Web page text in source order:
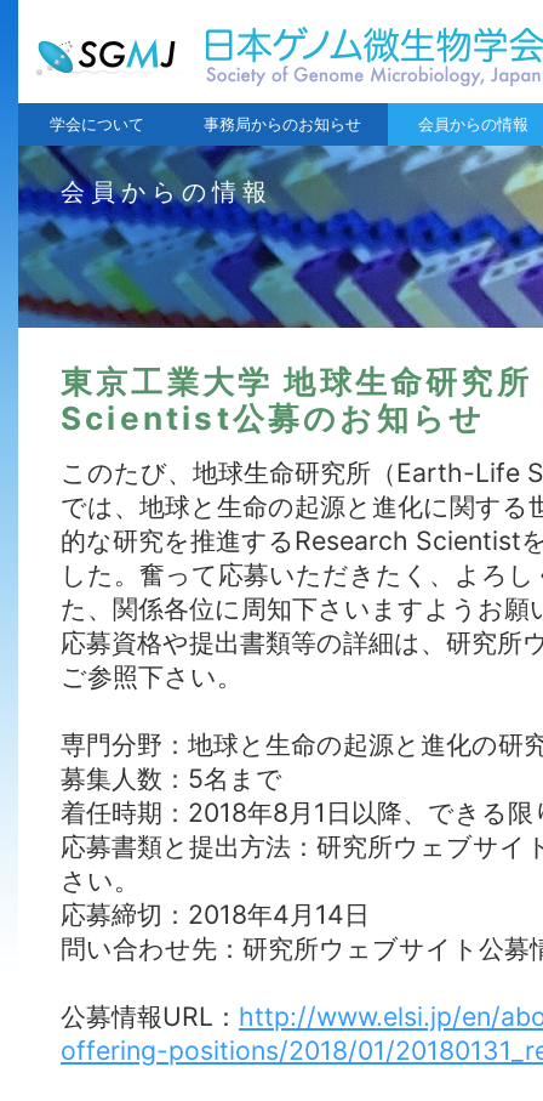
学会について 事務局からのお知らせ 会員からの情報
会員からの情報
東京工業大学 地球生命研究
Scientist公募のお知らせ
このたび、地球生命研究所（Earth-Life
では、地球と生命の起源と進化に関する
的な研究を推進するResearch Scientist
した。奮って応募いただきたく、よろ
た、関係各位に周知下さいますようお願
応募資格や提出書類等の詳細は、研究所
ご参照下さい。
専門分野：地球と生命の起源と進化の研
募集人数：5名まで
着任時期：2018年8月1日以降、できる限
応募書類と提出方法：研究所ウェブサイ
さい。
応募締切：2018年4月14日
問い合わせ先：研究所ウェブサイト公募
公募情報URL： http://www.elsi.jp/en/
offering-positions/2018/01/